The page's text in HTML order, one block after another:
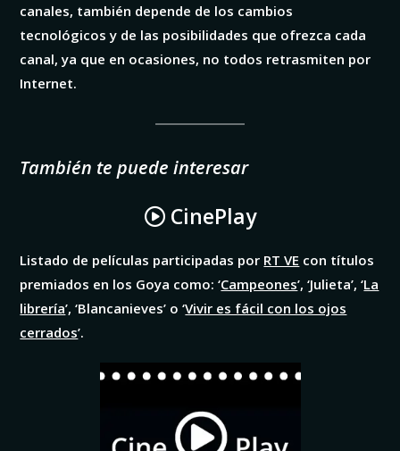
canales, también depende de los cambios
tecnológicos y de las posibilidades que ofrezca cada
canal, ya que en ocasiones, no todos retrasmiten por
Internet.
También te puede interesar
CinePlay
Listado de películas participadas por RT VE con títulos
premiados en los Goya como: ‘Campeones’, ‘Julieta’, ‘La
librería’, ‘Blancanieves’ o ‘Vivir es fácil con los ojos
cerrados’.